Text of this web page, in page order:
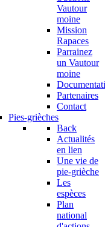
Vautour
moine
Mission
Rapaces
Parrainez
un Vautour
moine
Partenaires
Contact
Pies-grièches
Back
Actualités
en lien
Une vie de
pie-grièche
Les
espèces
Plan
national